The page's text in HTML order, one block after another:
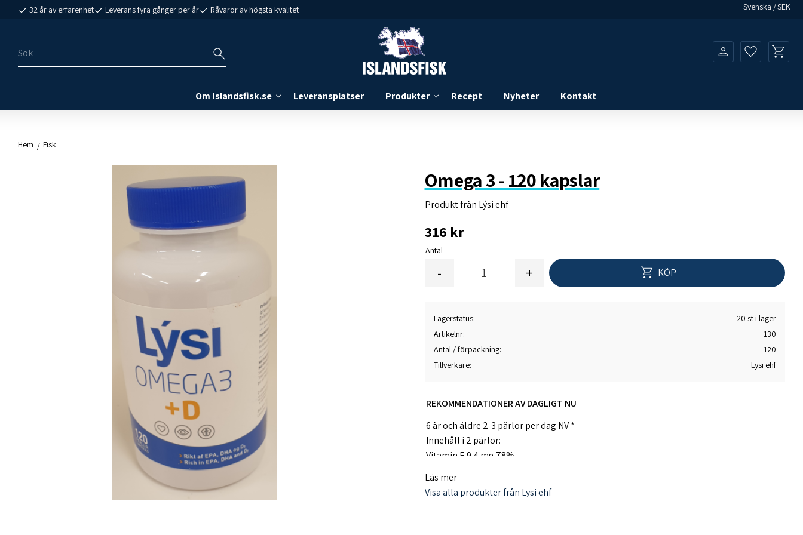
32 år av erfarenhet Leverans fyra gånger per år Råvaror av högsta kvalitet
Om Islandsfisk.se Leveransplatser Produkter Recept Nyheter Kontakt
Favoriter
Svenska SEK
Hem Fisk
Omega 3 - 120 kapslar
Produkt från Lýsi ehf
316 kr
Antal
+
- KÖP
Lagerstatus
20 st i lager
Artikelnr
130
Antal / förpackning
120
Tillverkare
Lysi ehf
REKOMMENDATIONER AV DAGLIGT NU
6 år och äldre 2-3 pärlor per dag NV *
Innehåll i 2 pärlor:
Vitamin E 9,4 mg 78%
Vitamin E 14,1 g 118%
Läs mer
Visa alla produkter från Lysi ehf